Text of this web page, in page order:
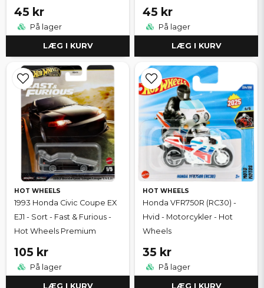
45 kr
På lager
LÆG I KURV
45 kr
På lager
LÆG I KURV
HOT WHEELS
1993 Honda Civic Coupe EX
EJ1 - Sort - Fast & Furious -
Hot Wheels Premium
105 kr
På lager
LÆG I KURV
HOT WHEELS
Honda VFR750R (RC30) -
Hvid - Motorcykler - Hot
Wheels
35 kr
På lager
LÆG I KURV